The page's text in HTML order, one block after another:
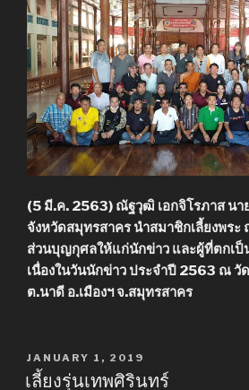
(5 มี.ค. 2563) ณัฐวุฒิ เอกจิโรภาส นา
จังหวัดสมุทรสาคร นำสมาชิกเลี้ยงพระ
ส่วนบุญกุศลให้แก่นักข่าว และผู้ที่ตกเป็
เนื่องในวันนักข่าว ประจำปี 2563 ณ วั
ต.นาดี อ.เมืองฯ จ.สมุทรสาคร
POSTED
ON
JANUARY 1, 2019
เลี้ยงรุ่นเทพศิรินทร์